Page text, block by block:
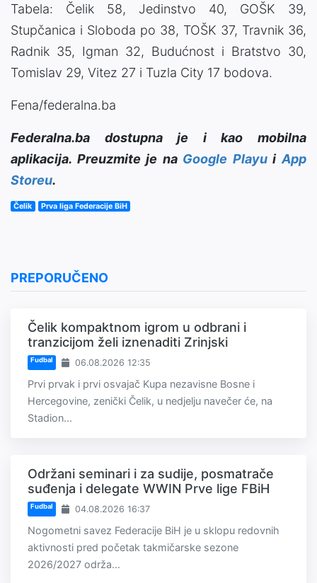
Tabela: Čelik 58, Jedinstvo 40, GOŠK 39,
Stupčanica i Sloboda po 38, TOŠK 37, Travnik 36,
Radnik 35, Igman 32, Budućnost i Bratstvo 30,
Tomislav 29, Vitez 27 i Tuzla City 17 bodova.
Fena/federalna.ba
Federalna.ba dostupna je i kao mobilna
aplikacija. Preuzmite je na Google PlayuiApp
Storeu.
Čelik Prva liga Federacije BiH
PREPORUČENO
Čelik kompaktnom igrom u odbrani i
tranzicijom želi iznenaditi Zrinjski
Fudbal 06.08.2026 12:35
Prvi prvak i prvi osvajač Kupa nezavisne Bosne i
Hercegovine, zenički Čelik, u nedjelju navečer će, na
Stadion...
Održani seminari i za sudije, posmatrače
suđenja i delegate WWIN Prve lige FBiH
Fudbal 04.08.2026 16:37
Nogometni savez Federacije BiH je u sklopu redovnih
aktivnosti pred početak takmičarske sezone
2026/2027 održa...